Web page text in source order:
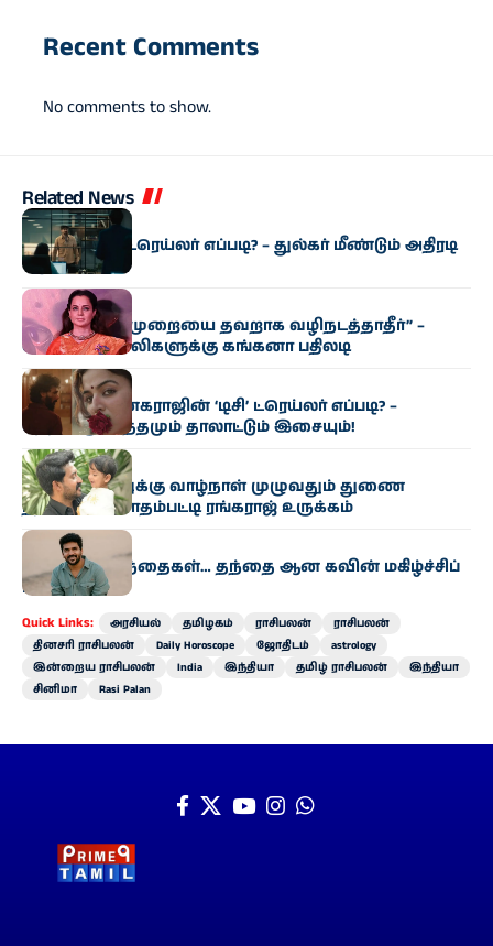
Recent Comments
No comments to show.
Related News
சினிமா
‘ஐ அம் கேம்’ ட்ரெய்லர் எப்படி? – துல்கர் மீண்டும் அதிரடி
‘ஆட்டம்’!
சினிமா
“இளம் தலைமுறையை தவறாக வழிநடத்தாதீர்” –
இணைய கேலிகளுக்கு கங்கனா பதிலடி
சினிமா
லோகேஷ் கனகராஜின் ‘டிசி’ ட்ரெய்லர் எப்படி? –
தெறிக்கும் ரத்தமும் தாலாட்டும் இசையும்!
சினிமா
“மகன் ராகாவுக்கு வாழ்நாள் முழுவதும் துணை
நிற்பேன்!” – மாதம்பட்டி ரங்கராஜ் உருக்கம்
சினிமா
இரட்டை குழந்தைகள்… தந்தை ஆன கவின் மகிழ்ச்சிப்
பகிர்வு!
Quick Links: அரசியல் தமிழகம் ராசிபலன்
ராசிபலன்
தினசரி ராசிபலன்
Daily Horoscope ஜோதிடம்
astrology
இன்றைய ராசிபலன்
India இந்தியா தமிழ் ராசிபலன்
இந்தியா
சினிமா
Rasi Palan